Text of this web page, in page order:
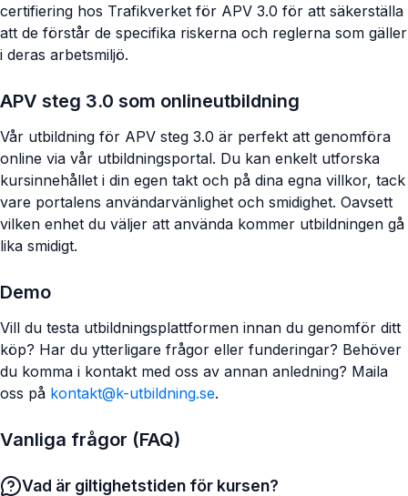
certifiering hos Trafikverket för APV 3.0 för att säkerställa
att de förstår de specifika riskerna och reglerna som gäller
i deras arbetsmiljö.
APV steg 3.0 som onlineutbildning
Vår utbildning för APV steg 3.0 är perfekt att genomföra
online via vår utbildningsportal. Du kan enkelt utforska
kursinnehållet i din egen takt och på dina egna villkor, tack
vare portalens användarvänlighet och smidighet. Oavsett
vilken enhet du väljer att använda kommer utbildningen gå
lika smidigt.
Demo
Vill du testa utbildningsplattformen innan du genomför ditt
köp? Har du ytterligare frågor eller funderingar? Behöver
du komma i kontakt med oss av annan anledning? Maila
oss på kontakt@k-utbildning.se.
Vanliga frågor (FAQ)
Vad är giltighetstiden för kursen?